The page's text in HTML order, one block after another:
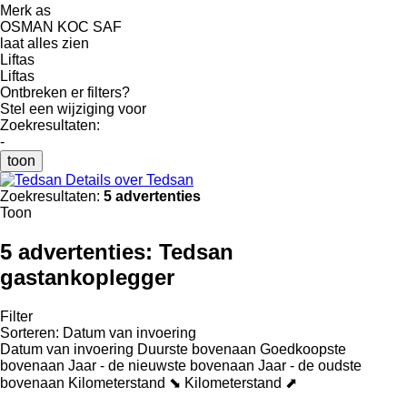
Merk as
OSMAN KOC SAF
laat alles zien
Liftas
Liftas
Ontbreken er filters?
Stel een wijziging voor
Zoekresultaten:
-
toon
Details over Tedsan
Zoekresultaten: 5 advertenties
Toon
5 advertenties: Tedsan
gastankoplegger
Filter
Sorteren: Datum van invoering
Datum van invoering Duurste bovenaan Goedkoopste
bovenaan Jaar - de nieuwste bovenaan Jaar - de oudste
bovenaan Kilometerstand ⬊ Kilometerstand ⬈